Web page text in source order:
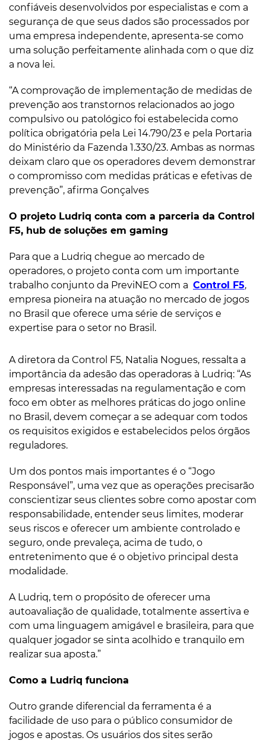
confiáveis desenvolvidos por especialistas e com a
segurança de que seus dados são processados por
uma empresa independente, apresenta-se como
uma solução perfeitamente alinhada com o que diz
a nova lei.
“A comprovação de implementação de medidas de
prevenção aos transtornos relacionados ao jogo
compulsivo ou patológico foi estabelecida como
política obrigatória pela Lei 14.790/23 e pela Portaria
do Ministério da Fazenda 1.330/23. Ambas as normas
deixam claro que os operadores devem demonstrar
o compromisso com medidas práticas e efetivas de
prevenção”, afirma Gonçalves
O projeto Ludriq conta com a parceria da Control
F5, hub de soluções em gaming
Para que a Ludriq chegue ao mercado de
operadores, o projeto conta com um importante
trabalho conjunto da PreviNEO com a Control F5,
empresa pioneira na atuação no mercado de jogos
no Brasil que oferece uma série de serviços e
expertise para o setor no Brasil.
A diretora da Control F5, Natalia Nogues, ressalta a
importância da adesão das operadoras à Ludriq: “As
empresas interessadas na regulamentação e com
foco em obter as melhores práticas do jogo online
no Brasil, devem começar a se adequar com todos
os requisitos exigidos e estabelecidos pelos órgãos
reguladores.
Um dos pontos mais importantes é o “Jogo
Responsável”, uma vez que as operações precisarão
conscientizar seus clientes sobre como apostar com
responsabilidade, entender seus limites, moderar
seus riscos e oferecer um ambiente controlado e
seguro, onde prevaleça, acima de tudo, o
entretenimento que é o objetivo principal desta
modalidade.
A Ludriq, tem o propósito de oferecer uma
autoavaliação de qualidade, totalmente assertiva e
com uma linguagem amigável e brasileira, para que
qualquer jogador se sinta acolhido e tranquilo em
realizar sua aposta.”
Como a Ludriq funciona
Outro grande diferencial da ferramenta é a
facilidade de uso para o público consumidor de
jogos e apostas. Os usuários dos sites serão